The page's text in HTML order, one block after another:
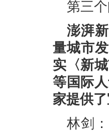
第三
澎湃
量城市
实〈新
等国际
家提供
林剑